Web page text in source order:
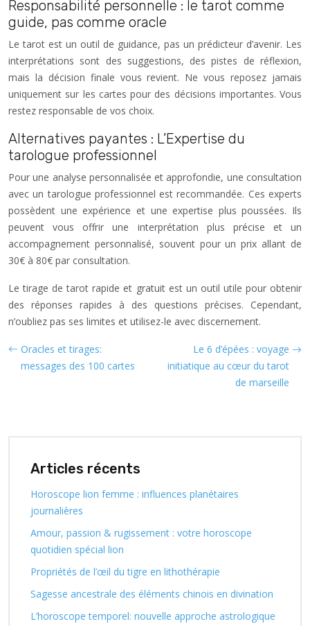
Responsabilité personnelle : le tarot comme
guide, pas comme oracle
Le tarot est un outil de guidance, pas un prédicteur d’avenir. Les
interprétations sont des suggestions, des pistes de réflexion,
mais la décision finale vous revient. Ne vous reposez jamais
uniquement sur les cartes pour des décisions importantes. Vous
restez responsable de vos choix.
Alternatives payantes : L’Expertise du
tarologue professionnel
Pour une analyse personnalisée et approfondie, une consultation
avec un tarologue professionnel est recommandée. Ces experts
possèdent une expérience et une expertise plus poussées. Ils
peuvent vous offrir une interprétation plus précise et un
accompagnement personnalisé, souvent pour un prix allant de
30€ à 80€ par consultation.
Le tirage de tarot rapide et gratuit est un outil utile pour obtenir
des réponses rapides à des questions précises. Cependant,
n’oubliez pas ses limites et utilisez-le avec discernement.
Oracles et tirages:
messages des 100 cartes
Le 6 d’épées : voyage
initiatique au cœur du tarot
de marseille
Articles récents
Horoscope lion femme : influences planétaires
journalières
Amour, passion & rugissement : votre horoscope
quotidien spécial lion
Propriétés de l’œil du tigre en lithothérapie
Sagesse ancestrale des éléments chinois en divination
L’horoscope temporel: nouvelle approche astrologique